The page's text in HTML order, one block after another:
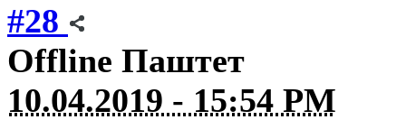
#28
Offline Паштет
10.04.2019 - 15:54 PM